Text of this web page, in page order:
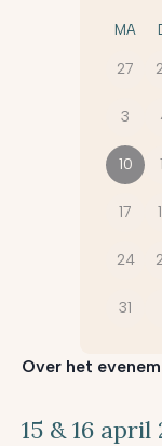
MA
27
3
10
17
24
31
Over het
15 & 16 april